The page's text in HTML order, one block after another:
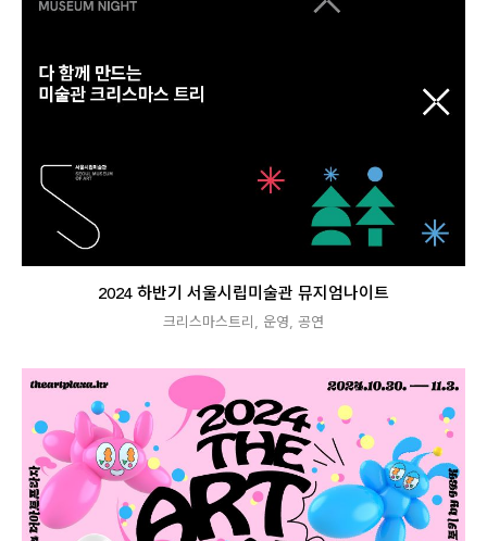
2024 하반기 서울시립미술관 뮤지엄나이트
크리스마스트리 , 운영, 공연